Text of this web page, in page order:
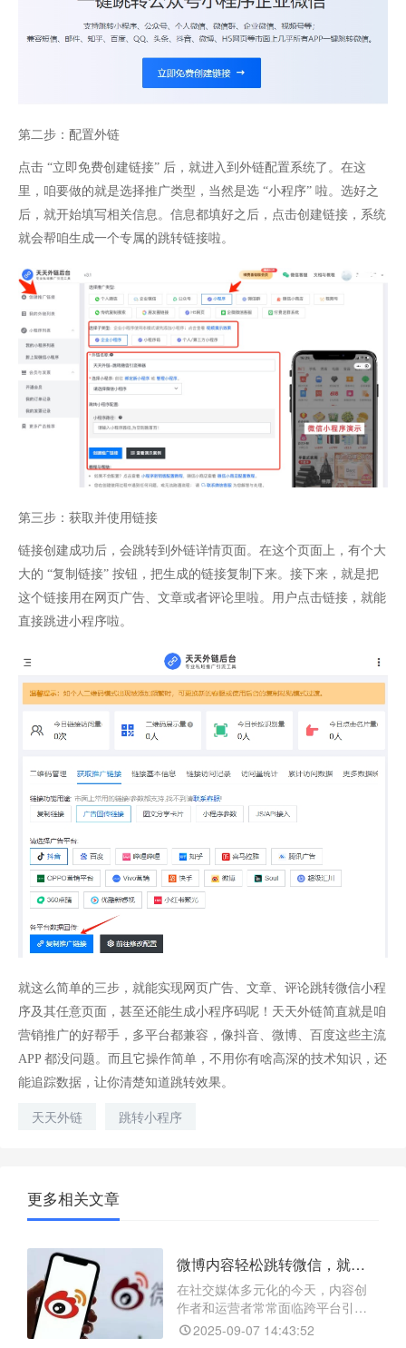
第二步：配置外链​
点击 “立即免费创建链接” 后，就进入到外链配置系统了。在这
里，咱要做的就是选择推广类型，当然是选 “小程序” 啦。选好之
后，就开始填写相关信息。信息都填好之后，点击创建链接，系统
就会帮咱生成一个专属的跳转链接啦。
第三步：获取并使用链接​
链接创建成功后，会跳转到外链详情页面。在这个页面上，有个大
大的 “复制链接” 按钮，把生成的链接复制下来。接下来，就是把
这个链接用在网页广告、文章或者评论里啦。用户点击链接，就能
直接跳进小程序啦。
就这么简单的三步，就能实现网页广告、文章、评论跳转微信小程
序及其任意页面，甚至还能生成小程序码呢！天天外链简直就是咱
营销推广的好帮手，多平台都兼容，像抖音、微博、百度这些主流
APP 都没问题。而且它操作简单，不用你有啥高深的技术知识，还
能追踪数据，让你清楚知道跳转效果。
天天外链 跳转小程序
更多相关文章
微博内容轻松跳转微信，就用天天外链！
在社交媒体多元化的今天，内容创
作者和运营者常常面临跨平台引流
的难题。微博与微信作为两大流量
2025-09-07 14:43:52